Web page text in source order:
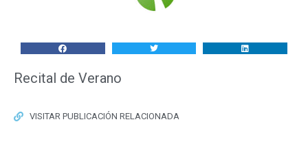
Recital de Verano
VISITAR PUBLICACIÓN RELACIONADA